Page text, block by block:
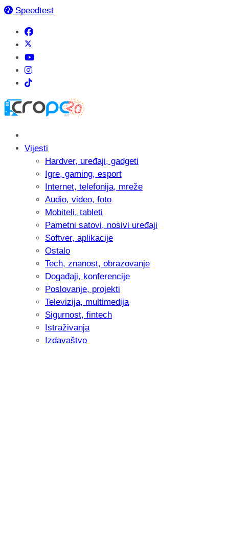
Speedtest
Vijesti
Hardver, uređaji, gadgeti
Igre, gaming, esport
Internet, telefonija, mreže
Audio, video, foto
Mobiteli, tableti
Pametni satovi, nosivi uređaji
Softver, aplikacije
Ostalo
Tech, znanost, obrazovanje
Događaji, konferencije
Poslovanje, projekti
Televizija, multimedija
Sigurnost, fintech
Istraživanja
Izdavaštvo